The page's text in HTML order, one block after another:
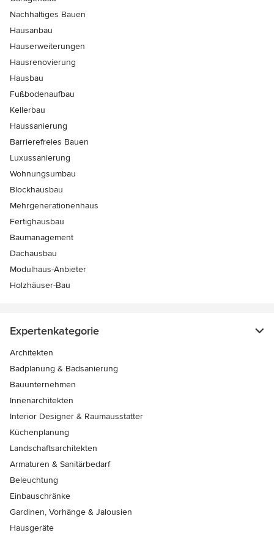
Nachhaltiges Bauen
Hausanbau
Hauserweiterungen
Hausrenovierung
Hausbau
Fußbodenaufbau
Kellerbau
Haussanierung
Barrierefreies Bauen
Luxussanierung
Wohnungsumbau
Blockhausbau
Mehrgenerationenhaus
Fertighausbau
Baumanagement
Dachausbau
Modulhaus-Anbieter
Holzhäuser-Bau
Expertenkategorie
Architekten
Badplanung & Badsanierung
Bauunternehmen
Innenarchitekten
Interior Designer & Raumausstatter
Küchenplanung
Landschaftsarchitekten
Armaturen & Sanitärbedarf
Beleuchtung
Einbauschränke
Gardinen, Vorhänge & Jalousien
Hausgeräte